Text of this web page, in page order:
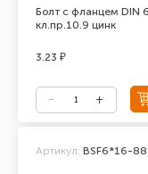
Болт с фланцем DIN
кл.пр.10.9 цинк
3.23 ₽
Артикул: BSF6*16-88